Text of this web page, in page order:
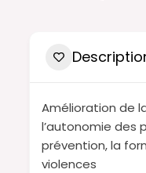
Amélioration de
l’autonomie des
prévention, la
violences